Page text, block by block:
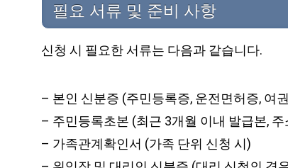
필요 서류 및 준비 사항
신청 시 필요한 서류는 다음과 같습니다.
– 본인 신분증 (주민등록증, 운전면허증, 여
– 주민등록초본 (최근 3개월 이내 발급본,
– 가족관계확인서 (가족 단위 신청 시)